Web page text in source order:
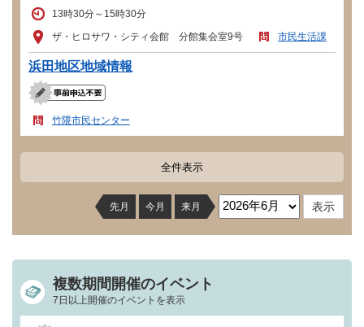
13時30分～15時30分
ザ・ヒロサワ・シティ会館 分館集会室9号
市民生活課
浜田地区地域情報
竹隈市民センター
全件表示
先月 今月 来月
複数期間開催のイベント
7日以上開催のイベントを表示